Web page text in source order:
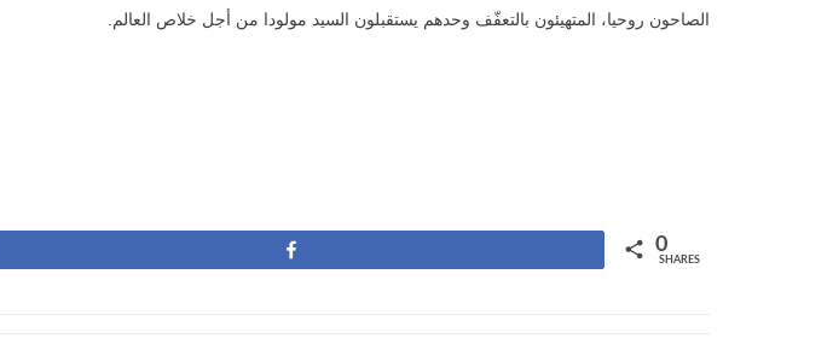
الصاحون روحيا، المتهيئون بالتعفّف وحدهم يستقبلون السيد مولودا من أجل خلاص العالم.
0
SHARES